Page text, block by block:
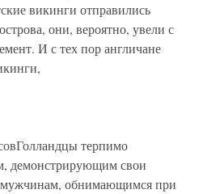
викинги отправились
они, вероятно, увели с
И с тех пор англичане
терпимо
демонстрирующим свои
мужчинам, обнимающимся при